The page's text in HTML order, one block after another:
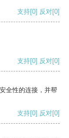
支持[0] 反对[0]
支持[0] 反对[0]
全性的连接，并帮
支持[0] 反对[0]